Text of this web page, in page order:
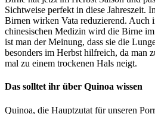
Sichtweise perfekt in diese Jahreszeit.
Birnen wirken Vata reduzierend. Auch
chinesischen Medizin wird die Birne
ist man der Meinung, dass sie die
besonders im Herbst hilfreich, da man
mal zu einem trockenen Hals neigt.
Das solltet ihr über Quinoa wissen
Quinoa, die Hauptzutat für unseren